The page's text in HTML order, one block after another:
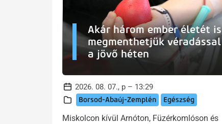
Akár három ember életét is
megmenthetjük véradással
a jövő héten
2026. 08. 07., p – 13:29
Borsod-Abaúj-Zemplén Egészség
Miskolcon kívül Arnóton, Füzérkomlóson és